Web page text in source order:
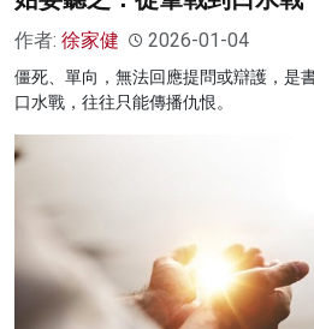
作者: 徐家健 2026-01-04
僵死、單向，無法回應提問或辯護，是
口水戰，往往只能傳播仇恨。